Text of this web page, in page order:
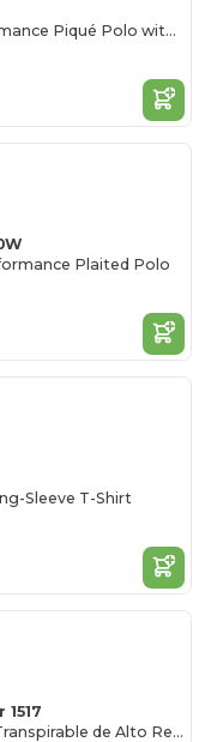
Men's Radiant Performance Piqué Polo with Reflective Piping
Plaited Polo
Sleeve T-Shirt
Camiseta Deportiva Transpirable de Alto Rendimiento